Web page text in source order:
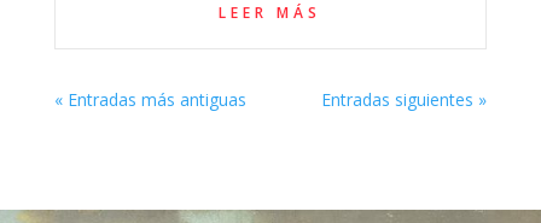
LEER MÁS
« Entradas más antiguas Entradas siguientes »